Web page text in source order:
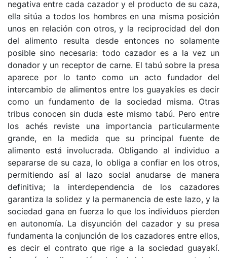
negativa entre cada cazador y el producto de su caza,
ella sitúa a todos los hombres en una misma posición
unos en relación con otros, y la reciprocidad del don
del alimento resulta desde entonces no solamente
posible sino necesaria: todo cazador es a la vez un
donador y un receptor de carne. El tabú sobre la presa
aparece por lo tanto como un acto fundador del
intercambio de alimentos entre los guayakíes es decir
como un fundamento de la sociedad misma. Otras
tribus conocen sin duda este mismo tabú. Pero entre
los achés reviste una importancia particularmente
grande, en la medida que su principal fuente de
alimento está involucrada. Obligando al individuo a
separarse de su caza, lo obliga a confiar en los otros,
permitiendo así al lazo social anudarse de manera
definitiva; la interdependencia de los cazadores
garantiza la solidez y la permanencia de este lazo, y la
sociedad gana en fuerza lo que los individuos pierden
en autonomía. La disyunción del cazador y su presa
fundamenta la conjunción de los cazadores entre ellos,
es decir el contrato que rige a la sociedad guayakí.